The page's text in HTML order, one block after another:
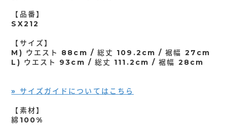
【品番】
SX212
【サイズ】
M) ウエスト 88cm / 総丈 109.2cm / 裾幅 27cm
L) ウエスト 93cm / 総丈 111.2cm / 裾幅 28cm
» サイズガイドについてはこちら
【素材】
綿100%